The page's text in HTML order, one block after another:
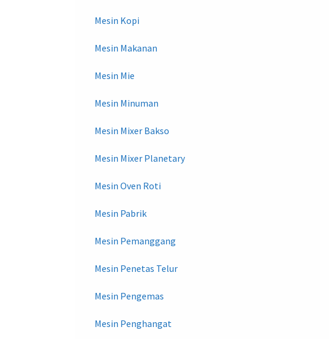
Mesin Kopi
Mesin Makanan
Mesin Mie
Mesin Minuman
Mesin Mixer Bakso
Mesin Mixer Planetary
Mesin Oven Roti
Mesin Pabrik
Mesin Pemanggang
Mesin Penetas Telur
Mesin Pengemas
Mesin Penghangat